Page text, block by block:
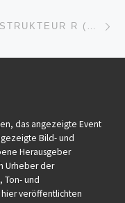
SLV DUISBURG: SCHWEISSKONSTRUKTEUR R (WIDERSTANDSPRESSSCHWEISSEN) (SCHULUNG | DUISBURG)
das angezeigte Event
Bild- und
Herausgeber
Urheber der
Ton- und
veröffentlichten